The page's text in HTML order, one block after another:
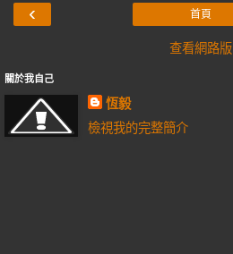
‹ 首頁
查看網路版
關於我自己
恆毅
檢視我的完整簡介